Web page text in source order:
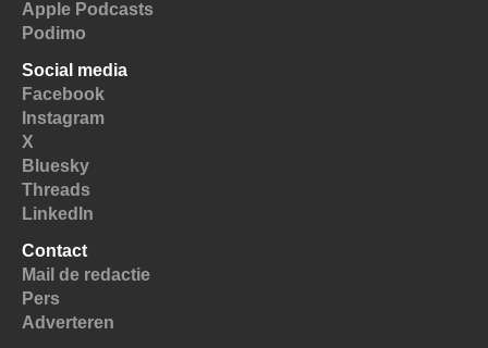
Apple Podcasts
Podimo
Social media
Facebook
Instagram
X
Bluesky
Threads
LinkedIn
Contact
Mail de redactie
Pers
Adverteren